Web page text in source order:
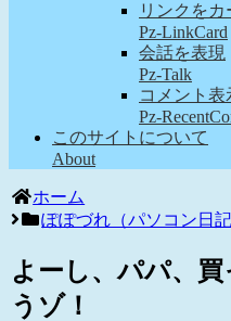
リンクを
Pz-LinkCard
会話を表現
Pz-Talk
コメント表
Pz-
このサイトについて
About
ホーム
ぽぽづれ（パソコン日記
よーし、パパ、買
うゾ！